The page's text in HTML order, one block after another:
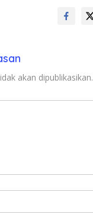
akan dipublikasikan.